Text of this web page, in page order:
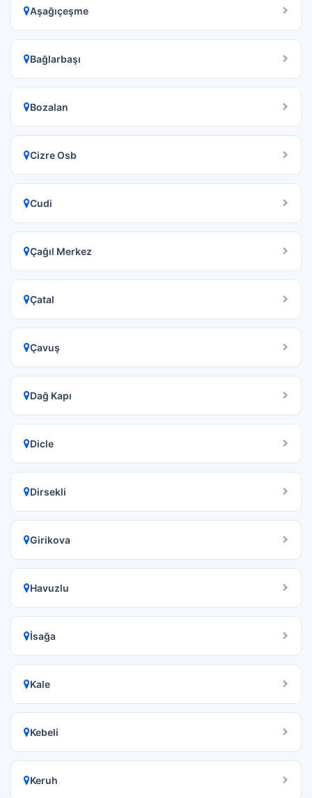
Aşağıçeşme
Bağlarbaşı
Bozalan
Cizre Osb
Cudi
Çağıl Merkez
Çatal
Çavuş
Dağ Kapı
Dicle
Dirsekli
Girikova
Havuzlu
İsağa
Kale
Kebeli
Keruh